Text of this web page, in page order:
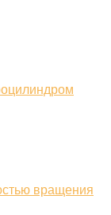
вращения